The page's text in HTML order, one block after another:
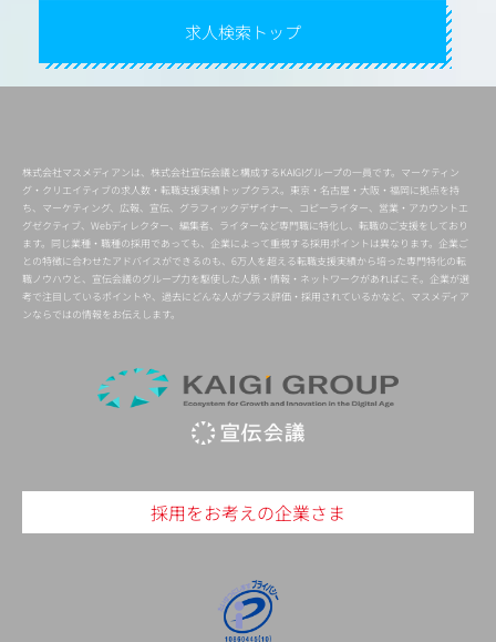
求人検索トップ
株式会社マスメディアンは、株式会社宣伝会議と構成するKAIGIグループの一員です。マーケティン
グ・クリエイティブの求人数・転職支援実績トップクラス。東京・名古屋・大阪・福岡に拠点を持
ち、マーケティング、広報、宣伝、グラフィックデザイナー、コピーライター、営業・アカウントエ
グゼクティブ、Webディレクター、編集者、ライターなど専門職に特化し、転職のご支援をしており
ます。同じ業種・職種の採用であっても、企業によって重視する採用ポイントは異なります。企業ご
との特徴に合わせたアドバイスができるのも、6万人を超える転職支援実績から培った専門特化の転
職ノウハウと、宣伝会議のグループ力を駆使した人脈・情報・ネットワークがあればこそ。企業が選
考で注目しているポイントや、過去にどんな人がプラス評価・採用されているかなど、マスメディア
ンならではの情報をお伝えします。
採用をお考えの企業さま